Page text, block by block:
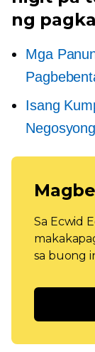
ng
Mga
Isang
Sa Ecwid
sa buong